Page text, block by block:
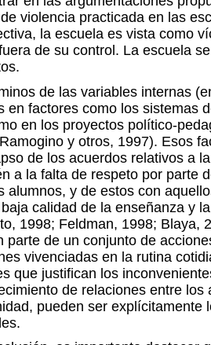
violencia practicada en las
la escuela es vista como
de su control. La escuela
de las variables internas
en factores como los sistemas
en los proyectos político-
y otros, 1997). Esos
de los acuerdos relativos a
a la falta de respeto por parte
alumnos, y de estos con
calidad de la enseñanza y
1998; Feldman, 1998; Blaya,
parte de un conjunto de
vivenciadas en la rutina
que justifican los
de relaciones entre los
pueden ser explícitamente